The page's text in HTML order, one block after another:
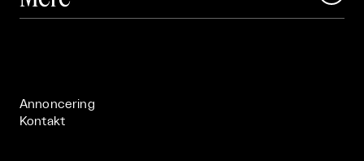
Annoncering
Kontakt